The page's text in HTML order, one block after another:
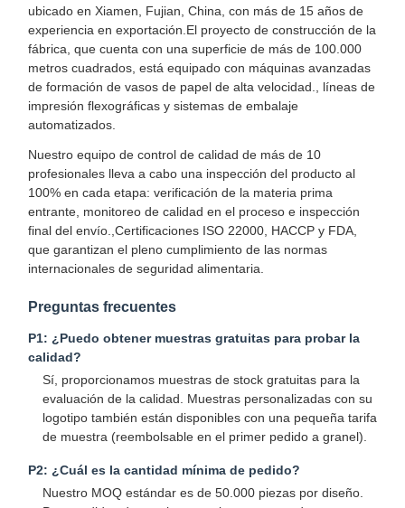
Inicio Productos
Sobre
Nosotros
Visita A La
Fábrica
Noticias
Ahora Charle
Taza de papel de helado
CUENCO DE PAPEL disponible
Taza de sopa de papel
ubicado en Xiamen, Fujian, China, con más de 15 años de
experiencia en exportación.El proyecto de construcción de la
fábrica, que cuenta con una superficie de más de 100.000
metros cuadrados, está equipado con máquinas avanzadas
de formación de vasos de papel de alta velocidad., líneas de
impresión flexográficas y sistemas de embalaje
automatizados.
Nuestro equipo de control de calidad de más de 10
profesionales lleva a cabo una inspección del producto al
100% en cada etapa: verificación de la materia prima
entrante, monitoreo de calidad en el proceso e inspección
final del envío.,Certificaciones ISO 22000, HACCP y FDA,
que garantizan el pleno cumplimiento de las normas
internacionales de seguridad alimentaria.
Preguntas frecuentes
P1: ¿Puedo obtener muestras gratuitas para probar la
calidad?
Sí, proporcionamos muestras de stock gratuitas para la
evaluación de la calidad. Muestras personalizadas con su
logotipo también están disponibles con una pequeña tarifa
de muestra (reembolsable en el primer pedido a granel).
P2: ¿Cuál es la cantidad mínima de pedido?
Nuestro MOQ estándar es de 50.000 piezas por diseño.